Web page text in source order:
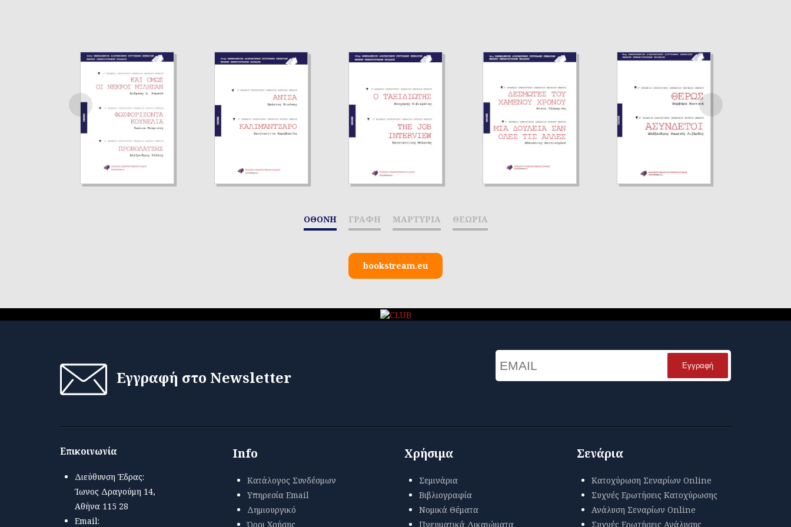
ΟΘΟΝΗ ΓΡΑΦΗ ΜΑΡΤΥΡΙΑ ΘΕΩΡΙΑ
bookstream.eu
Εγγραφή στο Newsletter
Name
Επικοινωνία
Διεύθυνση Έδρας:
Ίωνος Δραγούμη 14,
Αθήνα 115 28
Email:
Info
Κατάλογος Συνδέσμων
Υπηρεσία Email
Δημιουργικό
Όροι Χρήσης
Χρήσιμα
Σεμινάρια
Βιβλιογραφία
Νομικά Θέματα
Πνευματικά Δικαιώματα
Σενάρια
Κατοχύρωση Σεναρίων Online
Συχνές Ερωτήσεις Κατοχύρωσης
Ανάλυση Σεναρίων Online
Συχνές Ερωτήσεις Ανάλυσης